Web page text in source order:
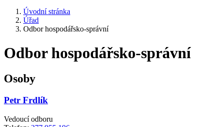
Úvodní stránka
Úřad
Odbor hospodářsko-správní
Odbor hospodářsko-správní
Osoby
Petr Frdlík
Vedoucí odboru